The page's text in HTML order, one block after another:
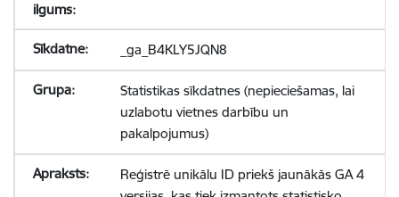
_ga_B4KLY5JQN8
Statistikas sīkdatnes (nepieciešamas, lai
uzlabotu vietnes darbību un
pakalpojumus)
Reģistrē unikālu ID priekš jaunākās GA 4